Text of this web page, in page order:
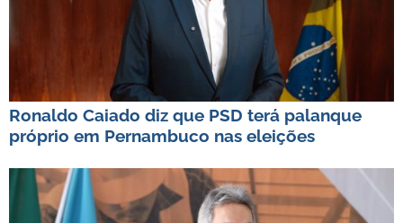
Ronaldo Caiado diz que PSD terá palanque
próprio em Pernambuco nas eleições